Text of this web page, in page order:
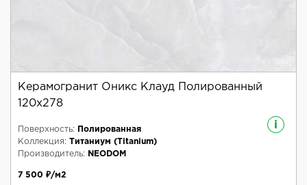
Керамогранит Оникс Клауд Полированный
120x278
i
Поверхность:
Полированная
Коллекция: Титаниум (Titanium)
Производитель:
NEODOM
7 500 ₽/м2